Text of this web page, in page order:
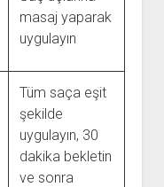
masaj yaparak
uygulayın
Tüm saça eşit
şekilde
uygulayın, 30
dakika bekletin
ve sonra